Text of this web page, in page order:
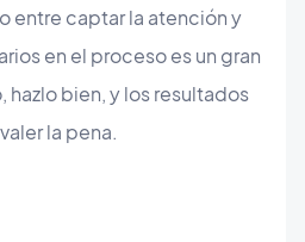
entre captar la atención y
en el proceso es un gran
hazlo bien, y los resultados
la pena.